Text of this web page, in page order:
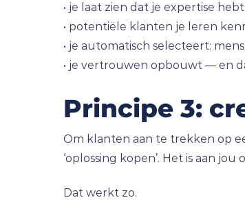
• je laat zien dat je expertise
• potentiële klanten je leren
• je automatisch selecteert:
• je vertrouwen opbouwt — en
Principe 3:
Om klanten aan te trekken op
‘oplossing kopen’. Het is aan
Dat werkt zo.